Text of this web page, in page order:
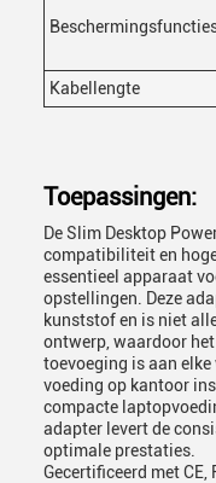
Kabellengte
Toepassingen:
De Slim Desktop
compatibiliteit en
essentieel apparaat
opstellingen. Deze
kunststof en is niet
ontwerp, waardoor
toevoeging is aan
voeding op kantoor
compacte
adapter levert de
optimale prestaties.
Gecertificeerd met CE,